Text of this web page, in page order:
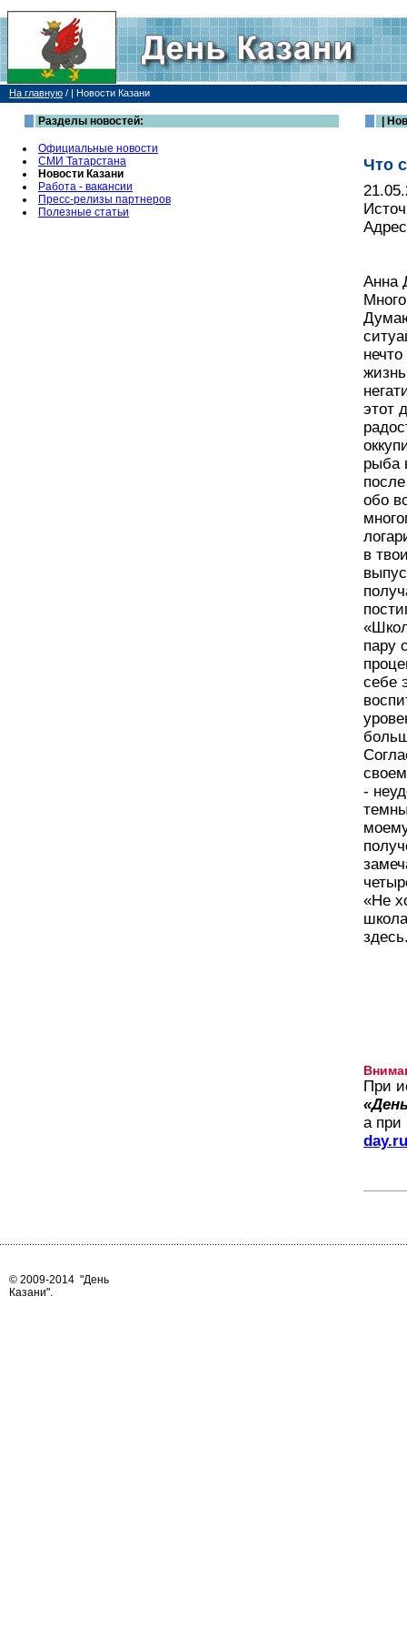
На главную / | Новости Казани
Разделы новостей:
Официальные новости
СМИ Татарстана
Новости Казани
Работа - вакансии
Пресс-релизы партнеров
Полезные статьи
|
Что
Анна
этот
рыба
обо
в
пару
себе
-
«Не
При
а при
day.ru
© 2009-2014 "День
Казани".